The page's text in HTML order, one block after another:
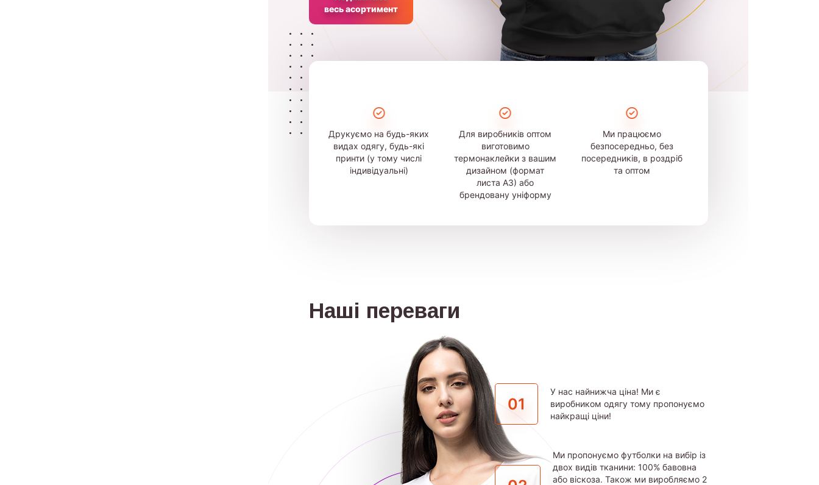
весь асортимент
Друкуємо на будь-яких
видах одягу, будь-які
принти (у тому числі
індивідуальні)
Для виробників оптом
виготовимо
термонаклейки з вашим
дизайном (формат
листа А3) або
брендовану уніформу
Ми працюємо
безпосередньо, без
посередників, в роздріб
та оптом
Наші переваги
01
У нас найнижча ціна! Ми є
виробником одягу тому пропонуємо
найкращі ціни!
Ми пропонуємо футболки на вибір із
двох видів тканини: 100% бавовна
або віскоза. Також ми виробляємо 2